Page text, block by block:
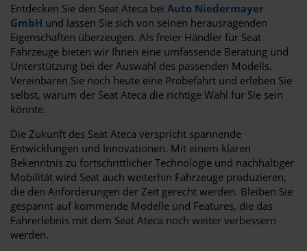
Entdecken Sie den Seat Ateca bei Auto Niedermayer
GmbH und lassen Sie sich von seinen herausragenden
Eigenschaften überzeugen. Als freier Händler für Seat
Fahrzeuge bieten wir Ihnen eine umfassende Beratung und
Unterstützung bei der Auswahl des passenden Modells.
Vereinbaren Sie noch heute eine Probefahrt und erleben Sie
selbst, warum der Seat Ateca die richtige Wahl für Sie sein
könnte.
Die Zukunft des Seat Ateca verspricht spannende
Entwicklungen und Innovationen. Mit einem klaren
Bekenntnis zu fortschrittlicher Technologie und nachhaltiger
Mobilität wird Seat auch weiterhin Fahrzeuge produzieren,
die den Anforderungen der Zeit gerecht werden. Bleiben Sie
gespannt auf kommende Modelle und Features, die das
Fahrerlebnis mit dem Seat Ateca noch weiter verbessern
werden.